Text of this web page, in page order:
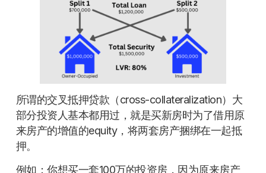
所谓的交叉抵押贷款（cross-collateralization）大
部分投资人基本都用过，就是买新房时为了借用原
来房产的增值的equity，将两套房产捆绑在一起抵
押。
例如：你想买一套100万的投资房，因为原来房产